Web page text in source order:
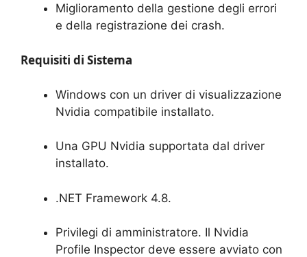
Miglioramento della gestione degli errori
e della registrazione dei crash.
Requisiti di Sistema
Windows con un driver di visualizzazione
Nvidia compatibile installato.
Una GPU Nvidia supportata dal driver
installato.
.NET Framework 4.8.
Privilegi di amministratore. Il Nvidia
Profile Inspector deve essere avviato con